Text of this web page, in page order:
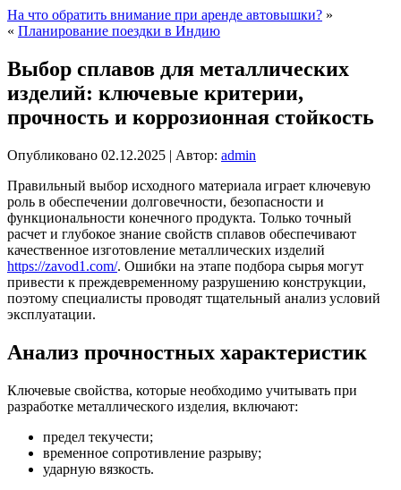
На что обратить внимание при аренде автовышки? »
« Планирование поездки в Индию
Выбор сплавов для металлических
изделий: ключевые критерии,
прочность и коррозионная стойкость
Опубликовано 02.12.2025 | Автор: admin
Правильный выбор исходного материала играет ключевую
роль в обеспечении долговечности, безопасности и
функциональности конечного продукта. Только точный
расчет и глубокое знание свойств сплавов обеспечивают
качественное изготовление металлических изделий
https://zavod1.com/. Ошибки на этапе подбора сырья могут
привести к преждевременному разрушению конструкции,
поэтому специалисты проводят тщательный анализ условий
эксплуатации.
Анализ прочностных характеристик
Ключевые свойства, которые необходимо учитывать при
разработке металлического изделия, включают:
предел текучести;
временное сопротивление разрыву;
ударную вязкость.